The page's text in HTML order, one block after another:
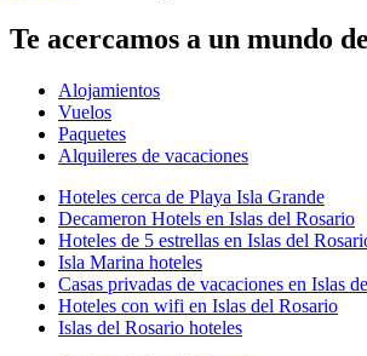
Te acercamos a un mundo
Alojamientos
Vuelos
Paquetes
Alquileres de vacaciones
Hoteles cerca de Playa Isla Grande
Decameron Hotels en Islas del Rosario
Hoteles de 5 estrellas en Islas del
Isla Marina hoteles
Casas privadas de vacaciones en Islas
Hoteles con wifi en Islas del Rosario
Islas del Rosario hoteles